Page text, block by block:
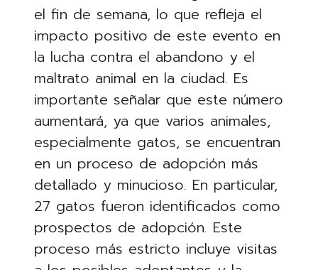
el fin de semana, lo que refleja el
impacto positivo de este evento en
la lucha contra el abandono y el
maltrato animal en la ciudad. Es
importante señalar que este número
aumentará, ya que varios animales,
especialmente gatos, se encuentran
en un proceso de adopción más
detallado y minucioso. En particular,
27 gatos fueron identificados como
prospectos de adopción. Este
proceso más estricto incluye visitas